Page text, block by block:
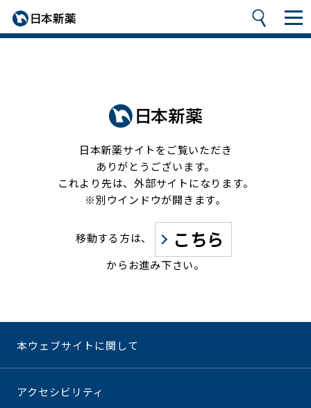
日本新薬サイトをご覧いただき
ありがとうございます。
これより先は、外部サイトになります。
※別ウインドウが開きます。
移動する方は、 こちら
からお進み下さい。
本ウェブサイトに関して
アクセシビリティ